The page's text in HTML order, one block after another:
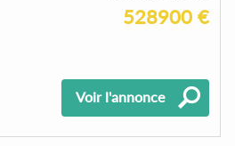
528900 €
Voir l'annonce